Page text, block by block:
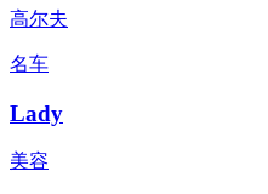
高尔夫
名车
Lady
美容